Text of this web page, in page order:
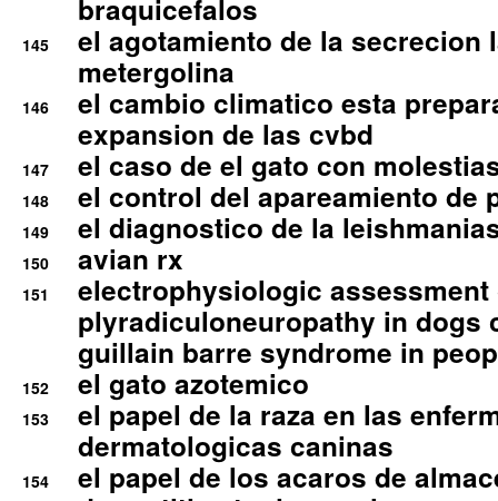
braquicefalos
145
el agotamiento de la secrecion
metergolina
146
el cambio climatico esta
expansion de las cvbd
147 el caso de el gato con
148 el control del apareamiento de
149 el diagnostico de la
150 avian rx
151
electrophysiologic assessment
plyradiculoneuropathy in dogs
guillain barre syndrome in
152 el gato azotemico
153
el papel de la raza en las
dermatologicas caninas
154
el papel de los acaros de